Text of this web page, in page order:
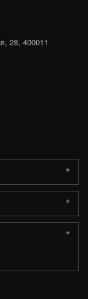
28, 400011
*
*
*